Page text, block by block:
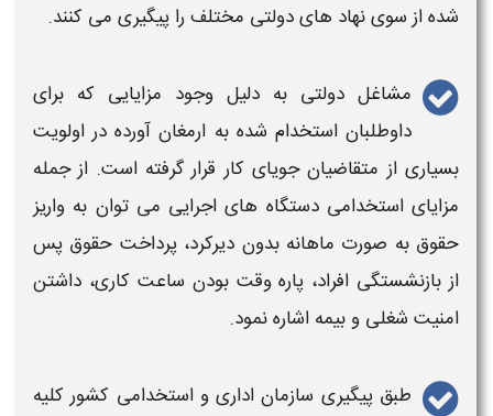
شده از سوی نهاد هایدولتی مختلف را پیگیری می کنند.
مشاغل دولتی به دلیل وجود مزایایی که برای
داوطلباناستخدام شده به ارمغان آورده در اولویت
بسیاری از متقاضیان جویای کار قرار گرفته است. از جمله
مزایایاستخدامی دستگاه های اجرایی می توان به واریز
حقوق به صورت ماهانه بدون دیرکرد، پرداخت حقوق پس
از بازنشستگی افراد، پاره وقت بودن ساعت کاری، داشتن
امنیت شغلی و بیمه اشاره نمود.
طبق پیگیری سازمان اداری و استخدامی کشور کلیه